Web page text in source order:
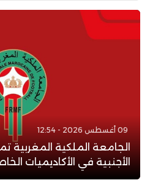
09 أغسطس 2026 - 12:54
الجامعة الملكية المغربية
الأجنبية في الأكاديميات